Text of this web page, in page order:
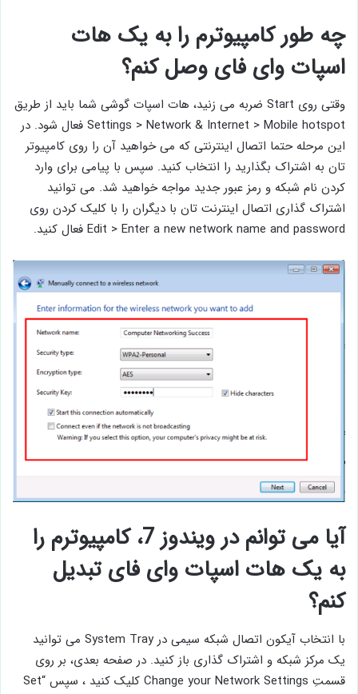
چه طور کامپیوترم را به یک هات
اسپات وای فای وصل کنم؟
وقتی روی Start ضربه می ‌زنید، هات اسپات گوشی شما باید از طریق
Settings > Network & Internet > Mobile hotspot فعال شود. در
این مرحله حتما اتصال اینترنتی که می‌ خواهید آن را روی کامپیوتر
تان به اشتراک بگذارید را انتخاب کنید. سپس با پیامی برای وارد
کردن نام شبکه و رمز عبور جدید مواجه خواهید شد. می ‌توانید
اشتراک ‌گذاری اتصال اینترنت تان با دیگران را با کلیک کردن روی
Edit > Enter a new network name and password فعال کنید.
آیا می توانم در ویندوز 7، کامپیوترم را
به یک هات اسپات وای فای تبدیل
کنم؟
با انتخاب آیکون اتصال شبکه سیمی در System Tray می توانید
یک مرکز شبکه و اشتراک گذاری باز کنید. در صفحه بعدی، بر روی
قسمتِ Change your Network Settings کلیک کنید ، سپس “Set